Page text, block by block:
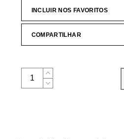
INCLUIR NOS FAVORITOS
COMPARTILHAR